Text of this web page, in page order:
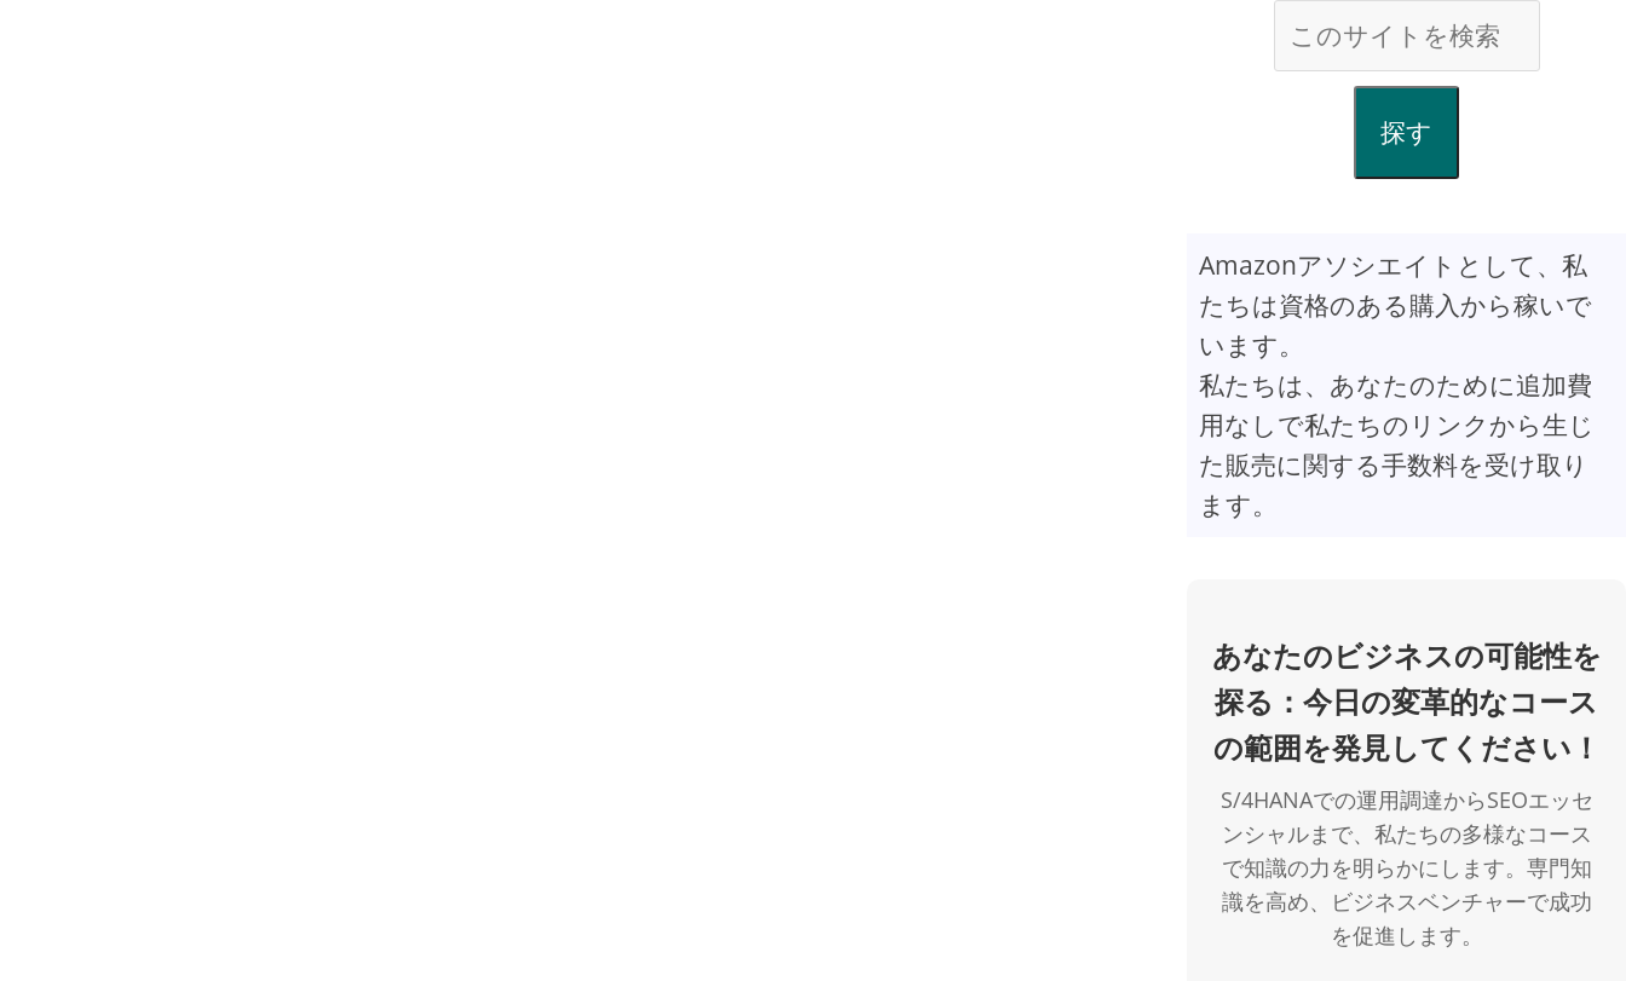
探す
Amazonアソシエイトとして、私
たちは資格のある購入から稼いで
います。
私たちは、あなたのために追加費
用なしで私たちのリンクから生じ
た販売に関する手数料を受け取り
ます。
あなたのビジネスの可能性を
探る：今日の変革的なコース
の範囲を発見してください！
S/4HANAでの運用調達からSEOエッセ
ンシャルまで、私たちの多様なコース
で知識の力を明らかにします。専門知
識を高め、ビジネスベンチャーで成功
を促進します。